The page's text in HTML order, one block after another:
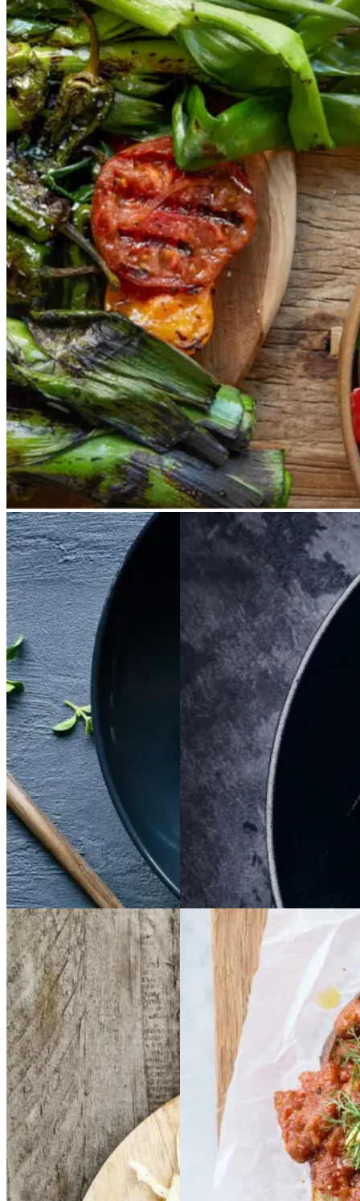
Gem opskrift
Vegansk
Vegetarisk
Vores version af den traditionelle
salat empedrat fra det catalanske
køkken. Spis den med brød som
en let frokost eller i et større
måltid som her. Salbitxada minder
noget om en anden ligeledes
catalansk sauce, romesco. I
Catalonien spises den til såkaldte
calcots, der er små porrelignende
løg. Dem griller man helt sorte, så
fjerner man den yderste skal og
dypper det fløjlsbløde løg i
saucen. Calcots er svære at
opdrive på disse kanter, men små
nye porrer kan bruges.
SatjaSatja de
pollopollo
Gem opskrift
Aftensmad
BraiseretBraiseret
oksetværreboksetvæ
rreb
Gem opskrift
Dansk mad
Vintermad
Aftensmad
FrikadellerFrikadell
er medmed
smørspidskål,smørsp
idskål,
kartoflerkartofler
ogog
sennepsdressingsenn
epsdressing
Baked Baked
beans på
på
stegt brødbrød